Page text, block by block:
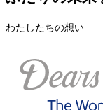
わたしたちの想い